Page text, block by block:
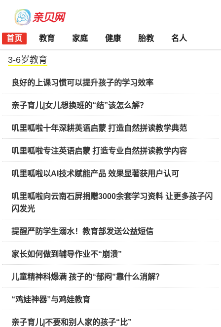
首页 教育 家庭 健康 胎教 名人
3-6岁教育
良好的上课习惯可以提升孩子的学习效率
亲子育儿|女儿想换班的“结”该怎么解？
叽里呱啦十年深耕英语启蒙 打造自然拼读教学典范
叽里呱啦专注英语启蒙 打造专业自然拼读教学内容
叽里呱啦以AI技术赋能产品 效果显著获用户认可
叽里呱啦向云南石屏捐赠3000余套学习资料 让更多孩子闪
闪发光
提醒严防学生溺水！教育部发送公益短信
家长如何做到辅导作业不“崩溃”
儿童精神科爆满 孩子的“郁闷”靠什么消解？
“鸡娃神器”与鸡娃教育
亲子育儿|不要和别人家的孩子“比”